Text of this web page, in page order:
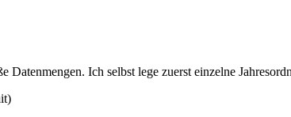
Ich selbst lege zuerst einzelne